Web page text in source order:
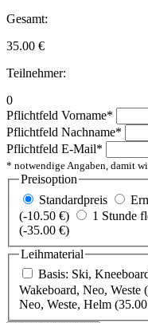
Gesamt:
35.00 €
Teilnehmer:
0
Pflichtfeld Vorname*
Pflichtfeld Nachname*
Pflichtfeld E-Mail*
* notwendige Angaben, damit
Preisoption
Standardpreis
(-10.50 €)
1 Stunde
(-35.00 €)
Leihmaterial
Basis: Ski,
Wakeboard, Neo, Weste
Neo, Weste, Helm